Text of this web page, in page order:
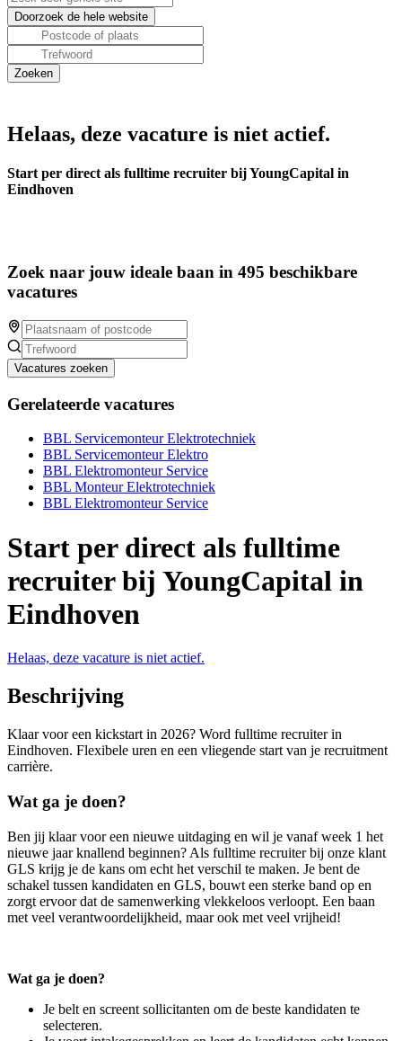
Helaas, deze vacature is niet actief.
Start per direct als fulltime recruiter bij YoungCapital in
Eindhoven
Zoek naar jouw ideale baan in 495 beschikbare
vacatures
Vacatures zoeken
Gerelateerde vacatures
BBL Servicemonteur Elektrotechniek
BBL Servicemonteur Elektro
BBL Elektromonteur Service
BBL Monteur Elektrotechniek
BBL Elektromonteur Service
Start per direct als fulltime
recruiter bij YoungCapital in
Eindhoven
Helaas, deze vacature is niet actief.
Beschrijving
Klaar voor een kickstart in 2026? Word fulltime recruiter in
Eindhoven. Flexibele uren en een vliegende start van je recruitment
carrière.
Wat ga je doen?
Ben jij klaar voor een nieuwe uitdaging en wil je vanaf week 1 het
nieuwe jaar knallend beginnen? Als fulltime recruiter bij onze klant
GLS krijg je de kans om echt het verschil te maken. Je bent de
schakel tussen kandidaten en GLS, bouwt een sterke band op en
zorgt ervoor dat de samenwerking vlekkeloos verloopt. Een baan
met veel verantwoordelijkheid, maar ook met veel vrijheid!
Wat ga je doen?
Je belt en screent sollicitanten om de beste kandidaten te
selecteren.